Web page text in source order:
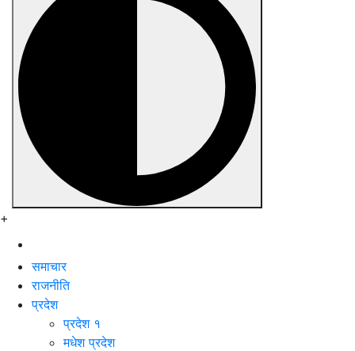
+
समाचार
राजनीति
प्रदेश
प्रदेश १
मधेश प्रदेश